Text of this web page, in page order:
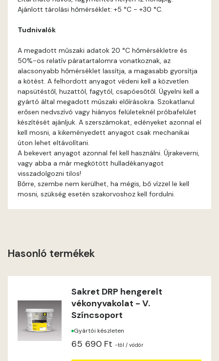
Date-brown D
Fern D
Fig-brown C
Fig-brown D
Fir D
Gecco-green E
Gold-yellow D
Grass-green D
Heide B
Indian-yellow C
Ajánlott tárolási hőmérséklet: +5 °C - +30 °C.
Tudnivalók
A megadott műszaki adatok 20 °C hőmérsékletre és
50%-os relatív páratartalomra vonatkoznak, az
alacsonyabb hőmérséklet lassítja, a magasabb gyorsítja
a kötést. A felhordott anyagot védeni kell a közvetlen
napsütéstől, huzattól, fagytól, csapóesőtől. Ügyelni kell a
gyártó által megadott műszaki előírásokra. Szokatlanul
erősen nedvszívó vagy hiányos felületeknél próbafelület
készítését ajánljuk. A szerszámokat, edényeket azonnal el
kell mosni, a kikeményedett anyagot csak mechanikai
úton lehet eltávolítani.
A bekevert anyagot azonnal fel kell használni. Újrakeverni,
vagy abba a már megkötött hulladékanyagot
visszadolgozni tilos!
Bőrre, szembe nem kerülhet, ha mégis, bő vízzel le kell
mosni, szükség esetén szakorvoshoz kell fordulni.
Hasonló termékek
Sakret DRP hengerelt
vékonyvakolat - V.
Színcsoport
Gyártói készleten
65 690 Ft -tól / vödör